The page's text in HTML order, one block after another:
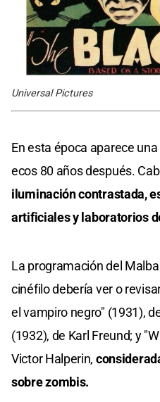
Universal Pictures
En esta época aparece
ecos 80 años después.
iluminación contrastada,
artificiales y laboratorios
La programación del
cinéfilo debería ver o
el vampiro negro" (1931),
(1932), de Karl Freund; y
Victor Halperin,
sobre zombis.